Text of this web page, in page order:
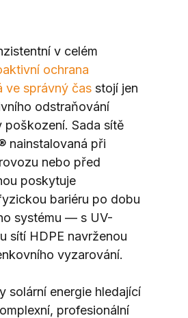
v celém
ochrana
ve správný čas stojí jen
odstraňování
poškození. Sada sítě
nainstalovaná při
nebo před
poskytuje
bariéru po dobu
systému — s UV-
sítí HDPE navrženou
vyzarování.
solární energie hledající
profesionální